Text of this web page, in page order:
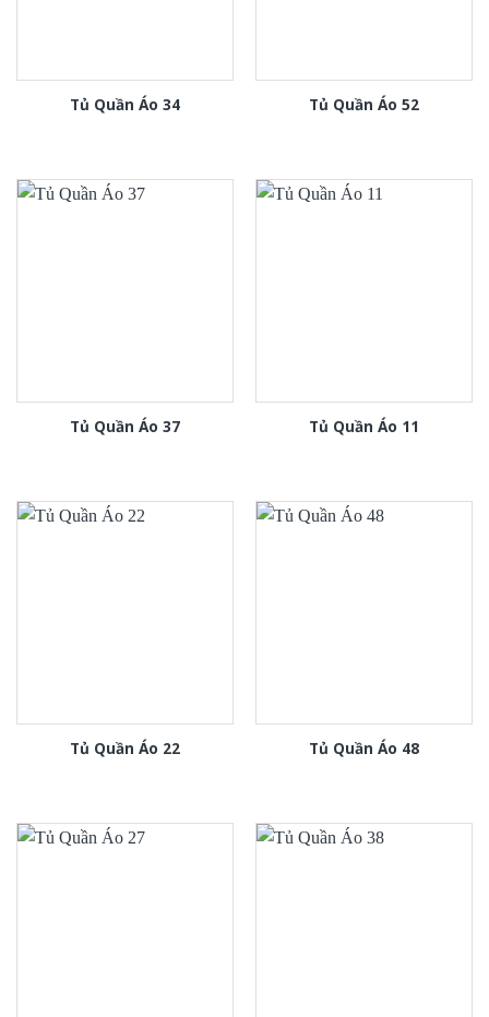
Tủ Quần Áo 34 Tủ Quần Áo 52
Tủ Quần Áo 37 Tủ Quần Áo 11
Tủ Quần Áo 22 Tủ Quần Áo 48